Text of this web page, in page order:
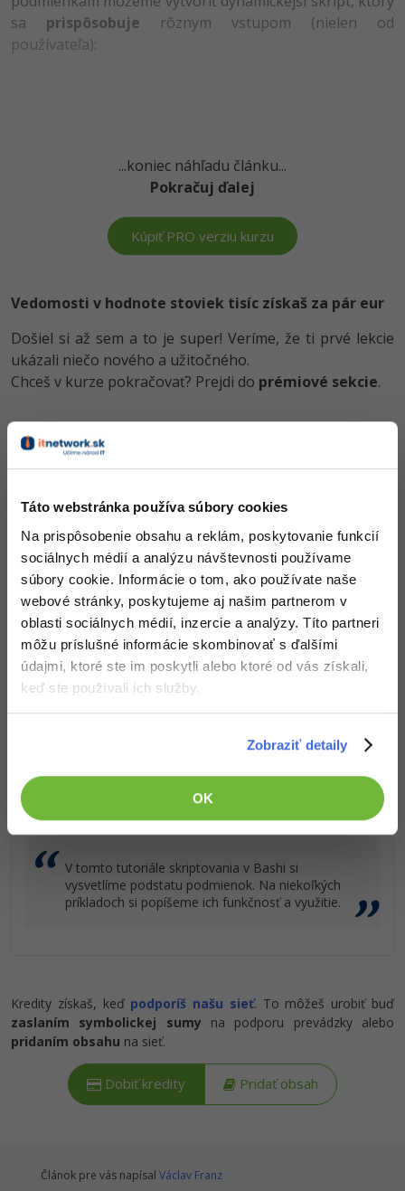
Táto webstránka používa súbory cookies
Na prispôsobenie obsahu a reklám, poskytovanie funkcií
sociálnych médií a analýzu návštevnosti používame
súbory cookie. Informácie o tom, ako používate naše
webové stránky, poskytujeme aj našim partnerom v
oblasti sociálnych médií, inzercie a analýzy. Títo partneri
môžu príslušné informácie skombinovať s ďalšími
údajmi, ktoré ste im poskytli alebo ktoré od vás získali,
keď ste používali ich služby.
Zobraziť detaily
OK
UML -80%
Fórum
Linux a UNIX
Kurzy dizajnu
Adobe Illustrator -80%
Adobe XD
Adobe After Effects
Blender
Inkscape
Fotografovanie -80%
Médiá
Kariéra
sa prispôsobuje rôznym vstupom (nielen od
používateľa):
...koniec náhľadu článku...
Pokračuj ďalej
Kúpiť PRO verziu kurzu
Vedomosti v hodnote stoviek tisíc získaš za pár eur
Došiel si až sem a to je super! Veríme, že ti prvé lekcie
ukázali niečo nového a užitočného.
Chceš v kurze pokračovať? Prejdi do prémiové sekcie.
Pred kúpou tohto článku je potrebné
Obsah článku spadá pod licenciuPremium, kúpou článku súhlasíš
Čo od nás v ďalších lekciách dostaneš?
Prístup k jednotlivým lekciám podľa spôsobu
obstarania.
Kvalitné znalosti v oblasti IT.
Zručnosti, ktoré ti pomôžu získať vysnívanú a
dobre platenú prácu.
Popis článku
Požadovaný článok má nasledujúci obsah:
V tomto tutoriále skriptovania v Bashi si
vysvetlíme podstatu podmienok. Na niekoľkých
príkladoch si popíšeme ich funkčnosť a využitie.
Kredity získaš, keď podporíš našu sieť. To môžeš urobiť buď
zaslaním symbolickej sumy na podporu prevádzky alebo
pridaním obsahu na sieť.
Dobiť kredity Pridať obsah
Článok pre vás napísal Václav Franz